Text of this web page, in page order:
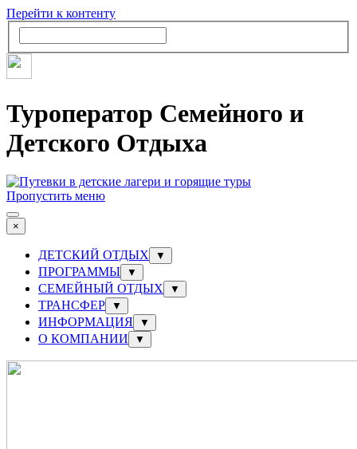
Перейти к контенту
Туроператор Семейного и
Детского Отдыха
Пропустить меню
×
ДЕТСКИЙ ОТДЫХ ▼
ПРОГРАММЫ ▼
СЕМЕЙНЫЙ ОТДЫХ ▼
ТРАНСФЕР ▼
ИНФОРМАЦИЯ ▼
О КОМПАНИИ ▼